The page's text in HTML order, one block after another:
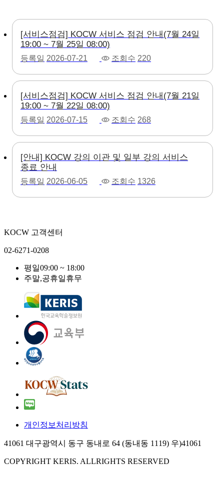
[서비스점검] KOCW 서비스 점검 안내(7월 24일
19:00 ~ 7월 25일 08:00)
등록일 2026-07-21 조회수 220
[서비스점검] KOCW 서비스 점검 안내(7월 21일
19:00 ~ 7월 22일 08:00)
등록일 2026-07-15 조회수 268
[안내] KOCW 강의 이관 및 일부 강의 서비스
종료 안내
등록일 2026-06-05 조회수 1326
KOCW 고객센터
02-6271-0208
평일09:00 ~ 18:00
주말,공휴일휴무
개인정보처리방침
41061 대구광역시 동구 동내로 64 (동내동 1119) 우)41061
COPYRIGHT KERIS. ALLRIGHTS RESERVED